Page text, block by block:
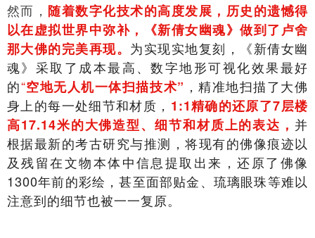
然而， 随着数字化技术的高度发展，历史的遗憾得
以在虚拟世界中弥补，《新倩女幽魂》做到了卢舍
那大佛的完美再现。 为实现实地复刻，《新倩女幽
魂》采取了成本最高、数字地形可视化效果最好
的“空地无人机一体扫描技术” ，精准地扫描了大佛
身上的每一处细节和材质， 1:1精确的还原了7层楼
高17.14米的大佛造型、细节和材质上的表达， 并
根据最新的考古研究与推测，将现有的佛像痕迹以
及残留在文物本体中信息提取出来，还原了佛像
1300年前的彩绘，甚至面部贴金、琉璃眼珠等难以
注意到的细节也被一一复原。